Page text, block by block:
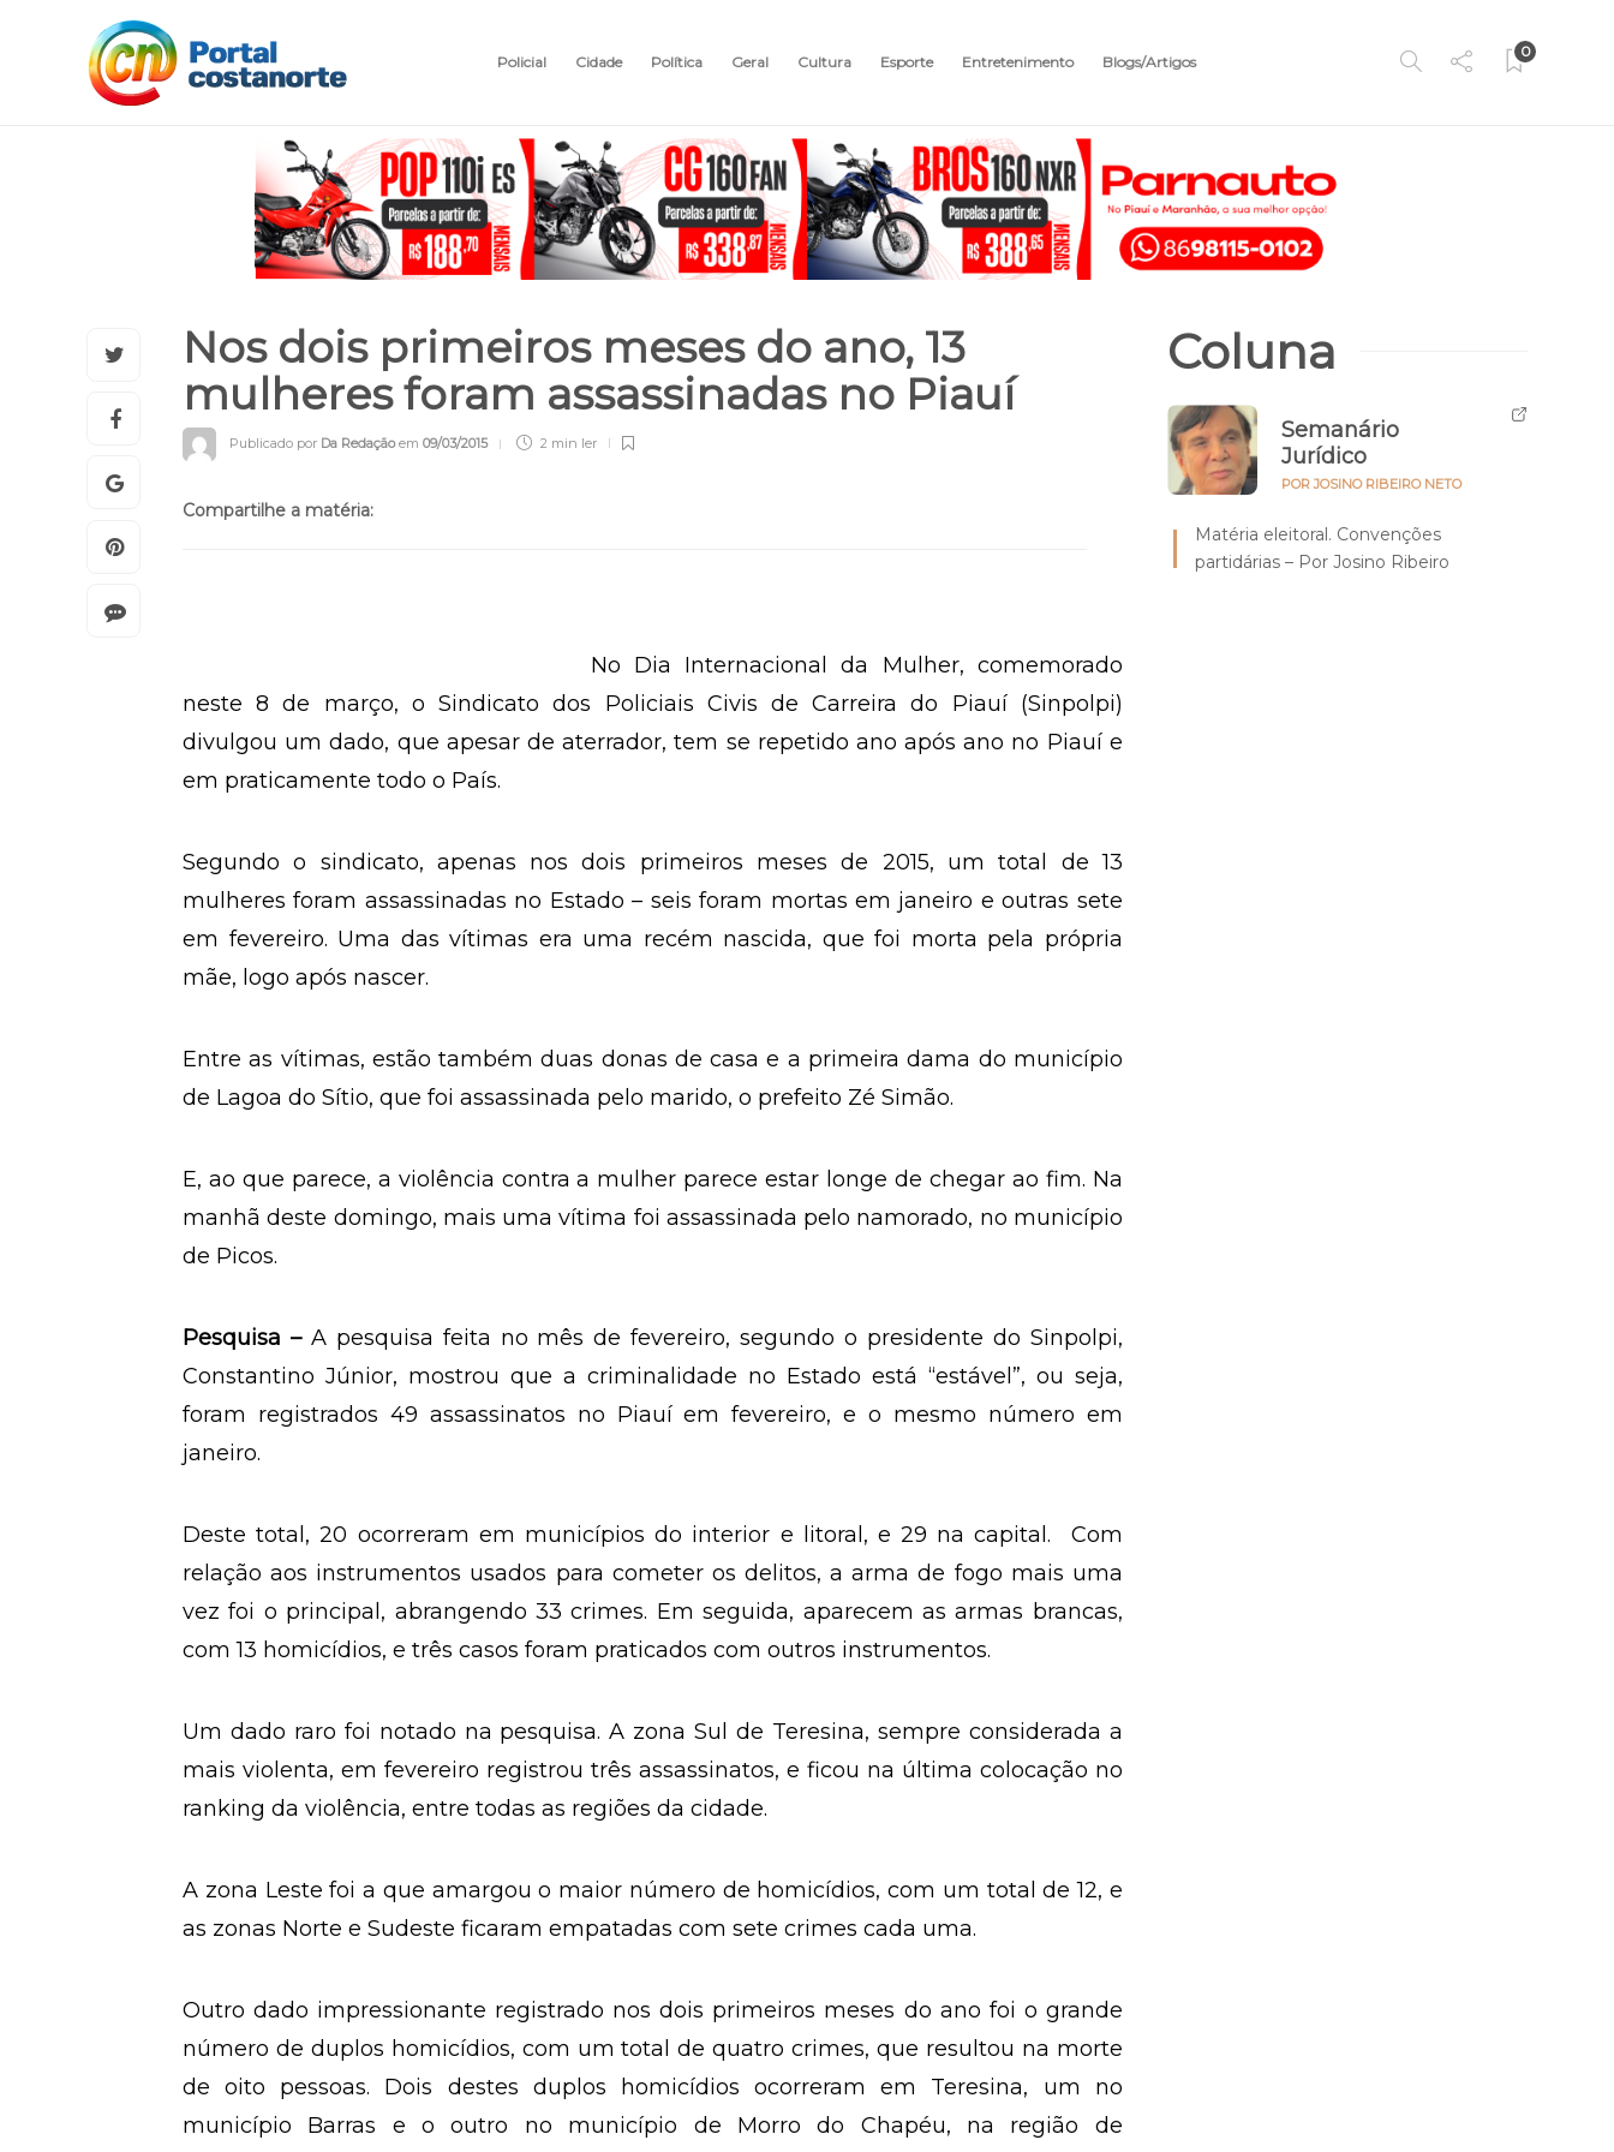
Policial Cidade Política Geral Cultura Esporte Entretenimento Blogs/Artigos
0
Nos dois primeiros meses do ano, 13
mulheres foram assassinadas no Piauí
Publicado por Da Redaçãoem 09/03/2015 2 min ler
Compartilhe a matéria:
No Dia Internacional da Mulher, comemorado
neste 8 de março, o Sindicato dos Policiais Civis de Carreira do Piauí (Sinpolpi)
divulgou um dado, que apesar de aterrador, tem se repetido ano após ano no Piauí e
em praticamente todo o País.
Segundo o sindicato, apenas nos dois primeiros meses de 2015, um total de 13
mulheres foram assassinadas no Estado – seis foram mortas em janeiro e outras sete
em fevereiro. Uma das vítimas era uma recém nascida, que foi morta pela própria
mãe, logo após nascer.
Entre as vítimas, estão também duas donas de casa e a primeira dama do município
de Lagoa do Sítio, que foi assassinada pelo marido, o prefeito Zé Simão.
E, ao que parece, a violência contra a mulher parece estar longe de chegar ao fim. Na
manhã deste domingo, mais uma vítima foi assassinada pelo namorado, no município
de Picos.
Pesquisa – A pesquisa feita no mês de fevereiro, segundo o presidente do Sinpolpi,
Constantino Júnior, mostrou que a criminalidade no Estado está “estável”, ou seja,
foram registrados 49 assassinatos no Piauí em fevereiro, e o mesmo número em
janeiro.
Deste total, 20 ocorreram em municípios do interior e litoral, e 29 na capital. Com
relação aos instrumentos usados para cometer os delitos, a arma de fogo mais uma
vez foi o principal, abrangendo 33 crimes. Em seguida, aparecem as armas brancas,
com 13 homicídios, e três casos foram praticados com outros instrumentos.
Um dado raro foi notado na pesquisa. A zona Sul de Teresina, sempre considerada a
mais violenta, em fevereiro registrou três assassinatos, e ficou na última colocação no
ranking da violência, entre todas as regiões da cidade.
A zona Leste foi a que amargou o maior número de homicídios, com um total de 12, e
as zonas Norte e Sudeste ficaram empatadas com sete crimes cada uma.
Outro dado impressionante registrado nos dois primeiros meses do ano foi o grande
número de duplos homicídios, com um total de quatro crimes, que resultou na morte
de oito pessoas. Dois destes duplos homicídios ocorreram em Teresina, um no
município Barras e o outro no município de Morro do Chapéu, na região de
Coluna
Semanário
Jurídico
POR JOSINO RIBEIRO NETO
Matéria eleitoral. Convenções
partidárias – Por Josino Ribeiro